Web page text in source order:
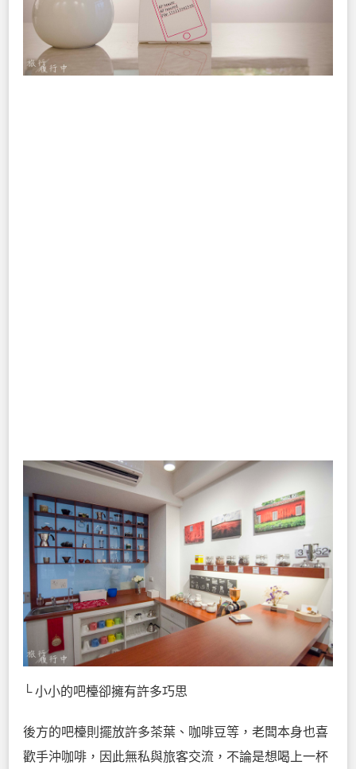
└ 小小的吧檯卻擁有許多巧思
後方的吧檯則擺放許多茶葉、咖啡豆等，老闆本身也喜
歡手沖咖啡，因此無私與旅客交流，不論是想喝上一杯